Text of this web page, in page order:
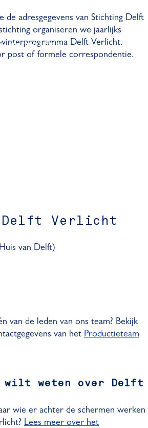
aanmelden
de adresgegevens van Stichting Delft
organiseren we jaarlijks
Delft Verlicht.
post of formele correspondentie.
Verlicht
van Delft)
van de leden van ons team? Bekijk
van het Productieteam
weten over Delft
wie er achter de schermen werken
Lees meer over het